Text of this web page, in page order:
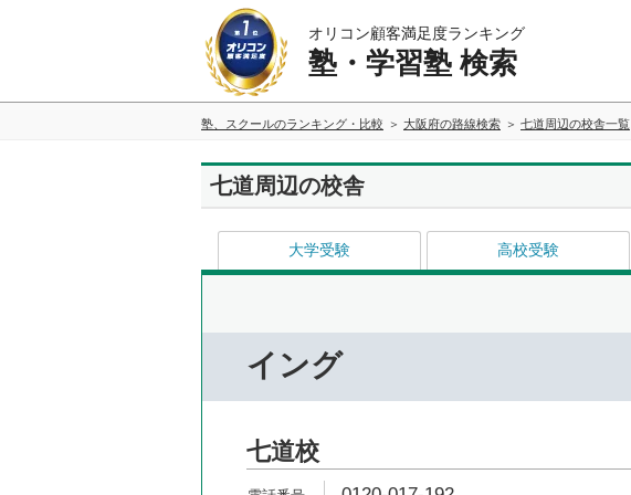
オリコン顧客満足度ランキング
塾・学習塾 検索
塾、スクールのランキング・比較 大阪府の路線検索 七道周辺の校舎一覧
七道周辺の校舎
大学受験 高校受験
イング
七道校